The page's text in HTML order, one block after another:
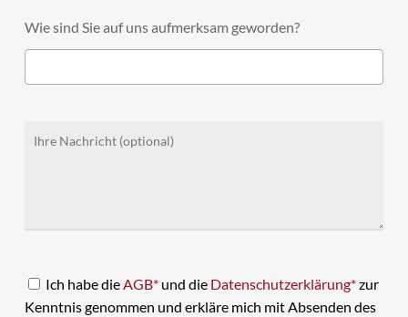
Wie sind Sie auf uns aufmerksam geworden?
Ich habe dieAGB*und die Datenschutzerklärung*zur
Kenntnis genommen und erkläre mich mit Absenden des